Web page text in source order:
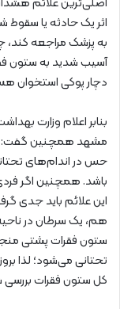
اثر یک حادثه یا سقوط
به پزشک مراجعه
آسیب شدید به ستون
دچار پوکی استخوان
بنابر اعلام وزارت
مشهد همچنین گفت:
حس در اندام‌های
باشد. همچنین اگر
این علائم باید جدی
هم، یک سرطان در
ستون فقرات پشتی
تحتانی می‌شود؛ لذا
کل ستون فقرات